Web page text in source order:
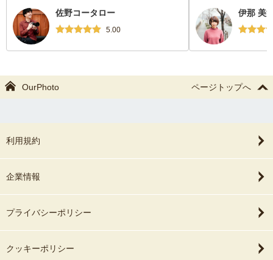
佐野コータロー
5.00
伊那 美
OurPhoto ページトップへ
利用規約
企業情報
プライバシーポリシー
クッキーポリシー